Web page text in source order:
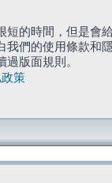
短的時間，但是會
我們的使用條款和
版面規則。
策